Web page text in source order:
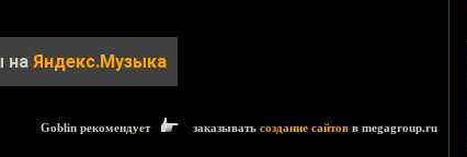
на Яндекс.Музыка
Goblin рекомендует заказывать создание сайтов в megagroup.ru